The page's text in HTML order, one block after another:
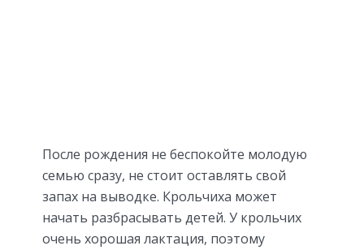
После рождения не беспокойте молодую
семью сразу, не стоит оставлять свой
запах на выводке. Крольчиха может
начать разбрасывать детей. У крольчих
очень хорошая лактация, поэтому